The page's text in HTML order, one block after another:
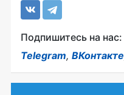
Подпишитесь на нас:
Telegram, ВКонтакте